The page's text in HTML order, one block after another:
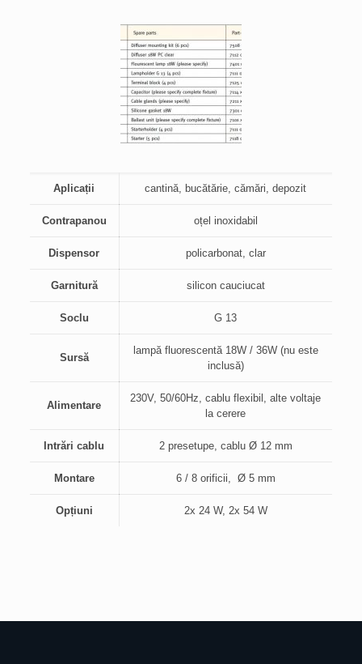
Aplicații cantină, bucătărie, cămări, depozit
Contrapanou oțel inoxidabil
Dispensor policarbonat, clar
Garnitură silicon cauciucat
Soclu G 13
Sursă
lampă fluorescentă 18W / 36W (nu este
inclusă)
Alimentare
230V, 50/60Hz, cablu flexibil, alte voltaje
la cerere
Intrări cablu 2 presetupe, cablu Ø 12 mm
Montare 6 / 8 orificii, Ø 5 mm
Opțiuni 2x 24 W, 2x 54 W